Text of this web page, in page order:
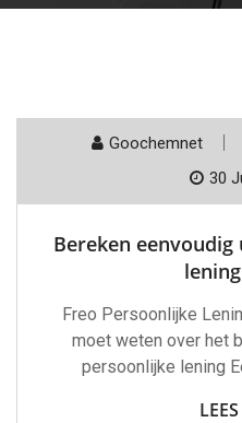
Goochemnet
30
Bereken
Freo Persoonlijke
moet weten over het
persoonlijke lening